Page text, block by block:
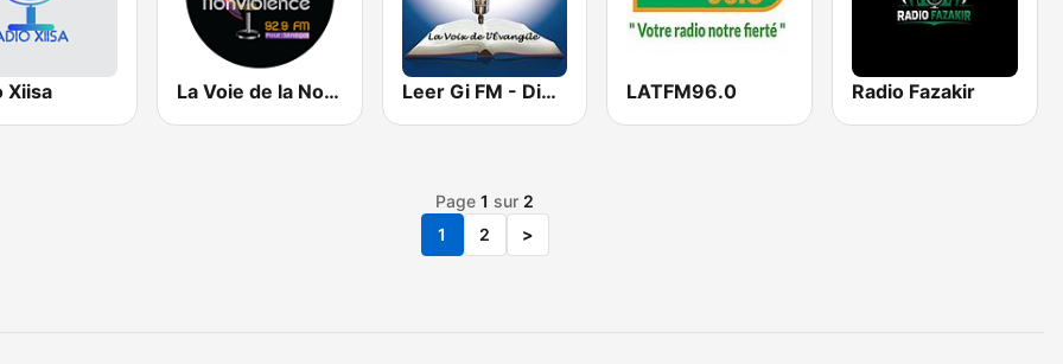
Xiisa La Voie de la NonViolence Leer Gi FM - Diourbel LATFM96.0 Radio Fazakir
Page 1 sur 2
1
2 >